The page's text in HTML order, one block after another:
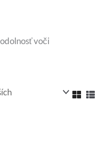
voči